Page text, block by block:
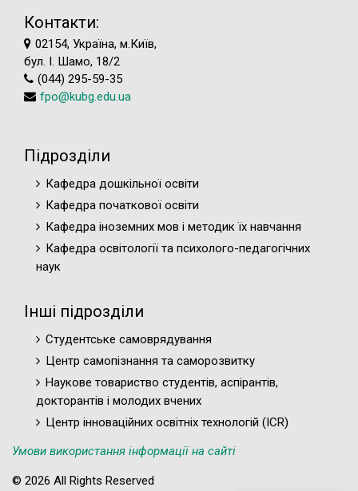
Контакти:
02154, Україна, м.Київ,
бул. І. Шамо, 18/2
(044) 295-59-35
fpo@kubg.edu.ua
Підрозділи
Кафедра дошкільної освіти
Кафедра початкової освіти
Кафедра іноземних мов і методик їх навчання
Кафедра освітології та психолого-педагогічних
наук
Інші підрозділи
Студентське самоврядування
Центр самопізнання та саморозвитку
Наукове товариство студентів, аспірантів,
докторантів і молодих вчених
Центр інноваційних освітніх технологій (ICR)
Умови використання інформації на сайті
© 2026 All Rights Reserved